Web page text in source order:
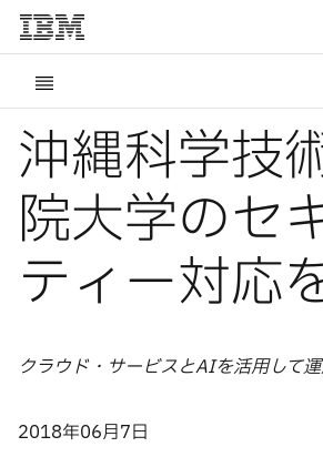
沖縄科学技
院大学のセ
ティー対応
クラウド・サービスとAIを活用して
2018年06月7日